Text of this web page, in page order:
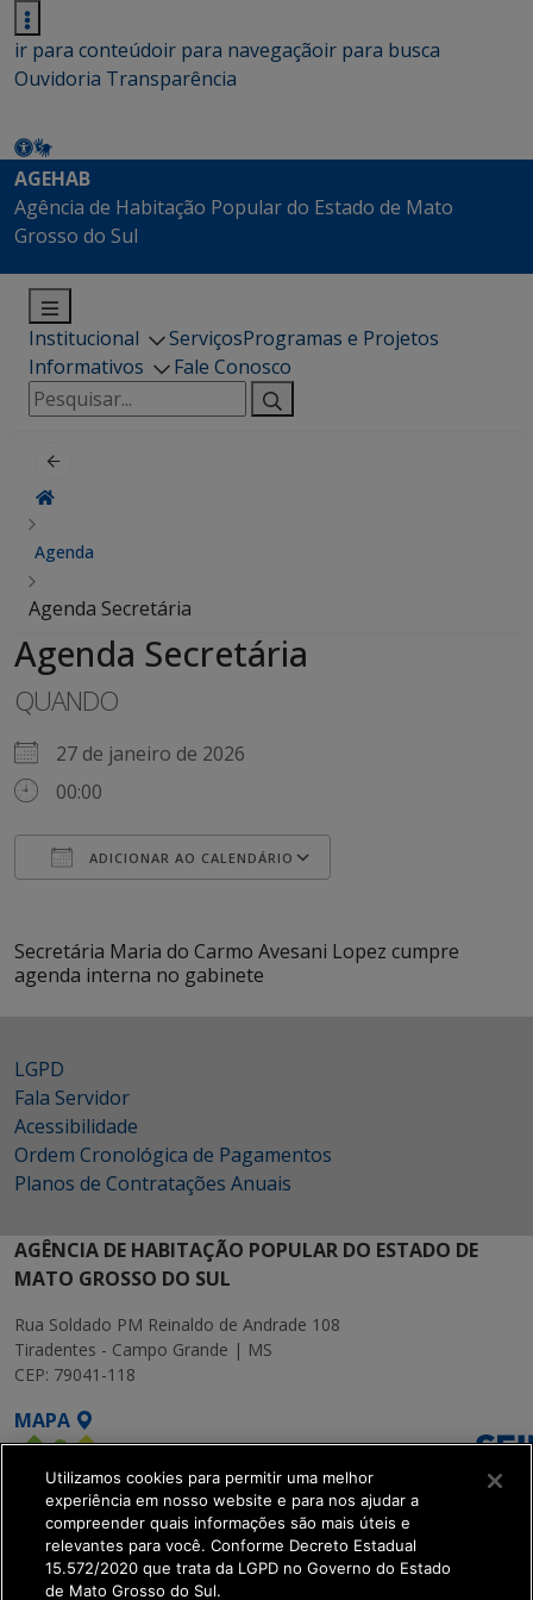
ir para conteúdoir para navegaçãoir para busca
Ouvidoria Transparência
AGEHAB
Agência de Habitação Popular do Estado de Mato
Grosso do Sul
Institucional ServiçosProgramas e Projetos
Informativos
Fale Conosco
Pesquisar
por:
Agenda
Agenda Secretária
Agenda Secretária
QUANDO
27 de janeiro de 2026
00:00
ADICIONAR AO CALENDÁRIO
Secretária Maria do Carmo Avesani Lopez cumpre
agenda interna no gabinete
LGPD
Fala Servidor
Acessibilidade
Ordem Cronológica de Pagamentos
Planos de Contratações Anuais
AGÊNCIA DE HABITAÇÃO POPULAR DO ESTADO DE
MATO GROSSO DO SUL
Rua Soldado PM Reinaldo de Andrade 108
Tiradentes - Campo Grande | MS
CEP: 79041-118
MAPA
SETDIG | Secretaria-
Utilizamos cookies para permitir uma melhor
experiência em nosso website e para nos ajudar a
compreender quais informações são mais úteis e
relevantes para você. Conforme Decreto Estadual
15.572/2020 que trata da LGPD no Governo do Estado
de Mato Grosso do Sul.